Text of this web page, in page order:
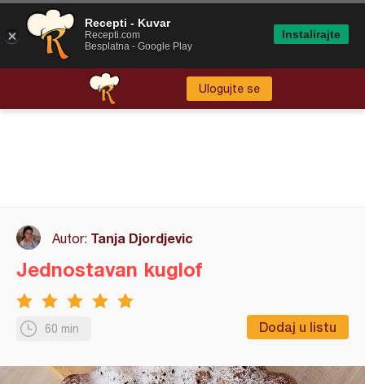
Ulogujte se
Autor: Tanja Djordjevic
60 min Dodaj u listu
Jednostavan kuglof
Recepti - Kuvar
Recepti.com
Besplatna - Google Play
Instalirajte